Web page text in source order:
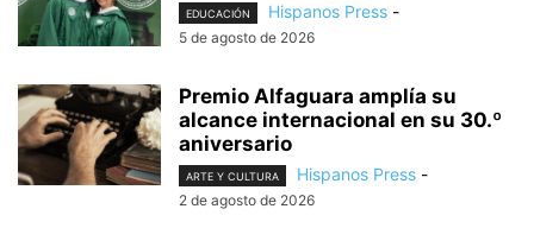
EDUCACIÓN Hispanos Press -
5 de agosto de 2026
Premio Alfaguara amplía su
alcance internacional en su 30.º
aniversario
ARTE Y CULTURA Hispanos Press -
2 de agosto de 2026